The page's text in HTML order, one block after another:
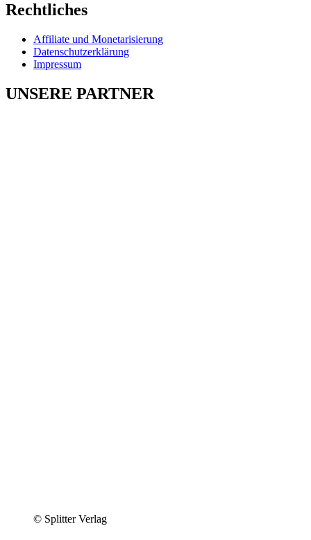
Rechtliches
Affiliate und Monetarisierung
Datenschutzerklärung
Impressum
UNSERE PARTNER
© Splitter Verlag